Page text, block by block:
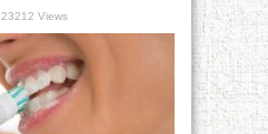
23212 Views